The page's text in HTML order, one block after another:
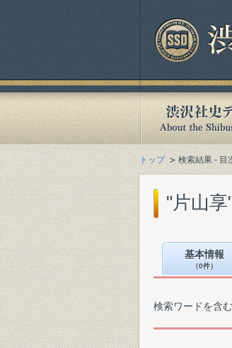
トップ 検索結果 - 目
"片山
基本情報
（0件）
検索ワードを含